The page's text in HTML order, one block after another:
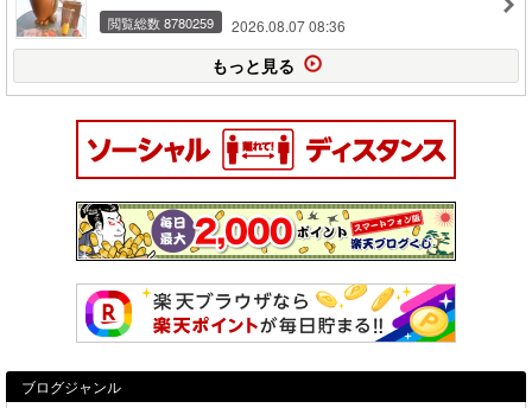
閲覧総数 8780259 2026.08.07 08:36
もっと見る
ブログジャンル